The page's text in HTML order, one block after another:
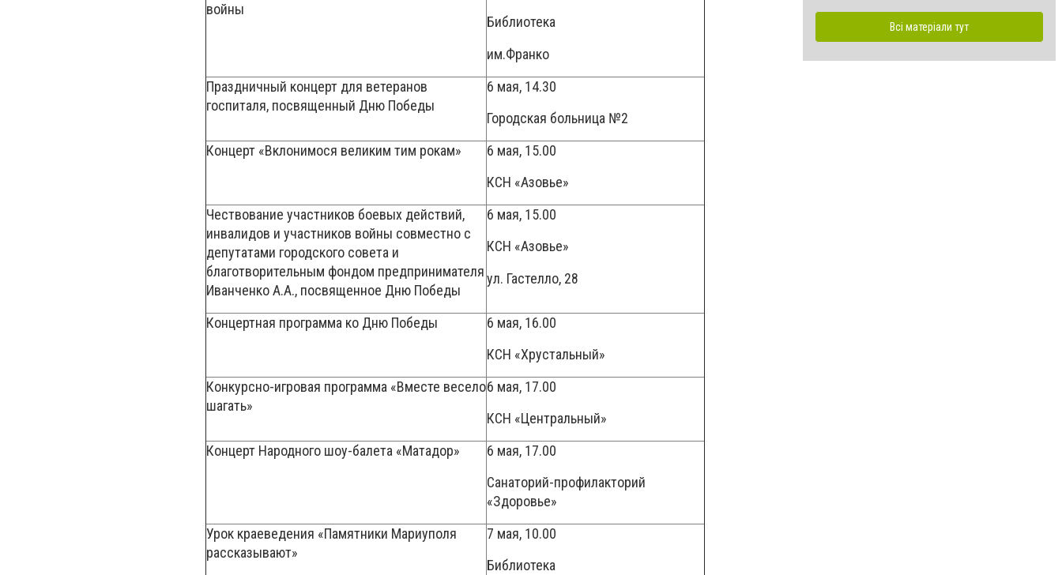
войны
Библиотека
им.Франко
Праздничный концерт для ветеранов
госпиталя, посвященный Дню Победы
6 мая, 14.30
Городская больница №2
Концерт «Вклонимося великим тим рокам»
6 мая, 15.00
КСН «Азовье»
Чествование участников боевых действий,
инвалидов и участников войны совместно с
депутатами городского совета и
благотворительным фондом предпринимателя
Иванченко А.А., посвященное Дню Победы
6 мая, 15.00
КСН «Азовье»
ул. Гастелло, 28
Концертная программа ко Дню Победы
6 мая, 16.00
КСН «Хрустальный»
Конкурсно-игровая программа «Вместе весело
шагать»
6 мая, 17.00
КСН «Центральный»
Концерт Народного шоу-балета «Матадор»
6 мая, 17.00
Санаторий-профилакторий
«Здоровье»
Урок краеведения «Памятники Мариуполя
рассказывают»
7 мая, 10.00
Библиотека
Всі матеріали тут